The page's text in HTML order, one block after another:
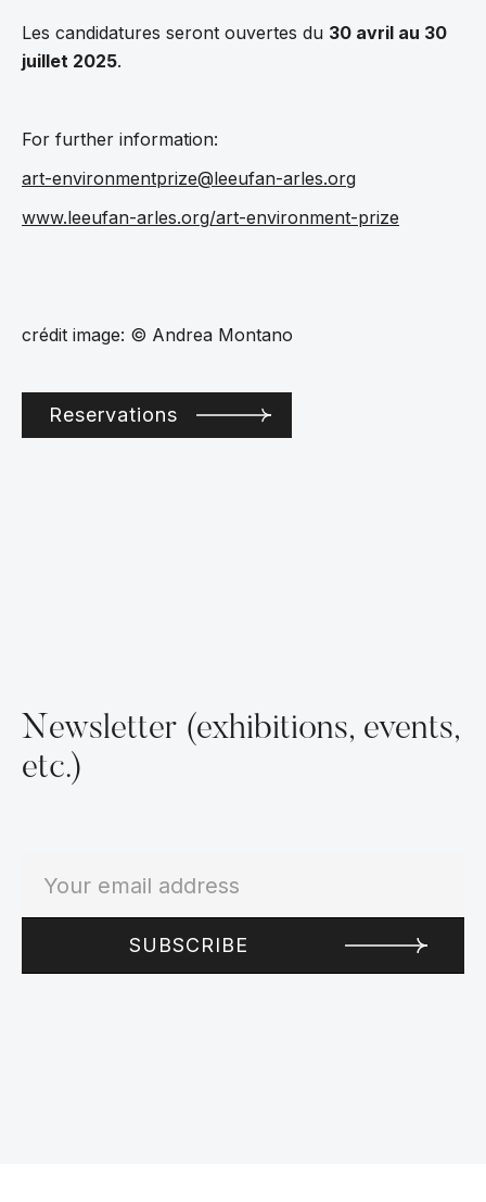
Les candidatures seront ouvertes du 30 avril au 30
juillet 2025.
For further information:
art-environmentprize@leeufan-arles.org
www.leeufan-arles.org/art-environment-prize
crédit image: © Andrea Montano
Reservations
Newsletter (exhibitions, events,
etc.)